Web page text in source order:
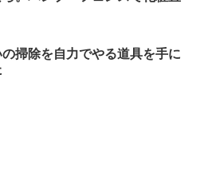
掃除を自力でやる道具を手に